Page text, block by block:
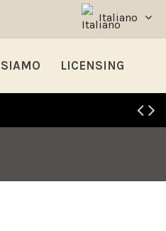
Italiano
LICENSING